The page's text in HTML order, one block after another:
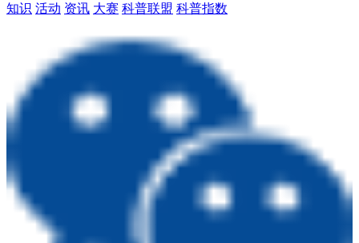
知识 活动 资讯 大赛 科普联盟 科普指数